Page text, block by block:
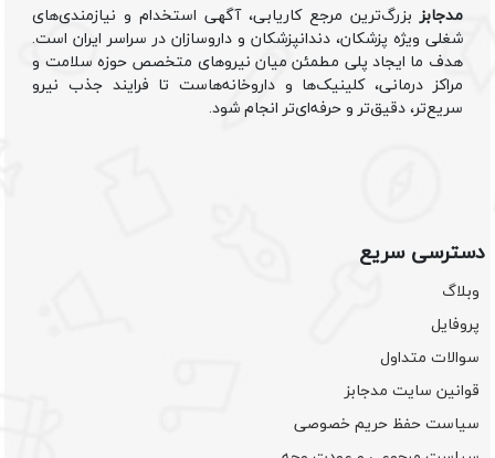
مدجابزبزرگ‌ترین مرجع کاریابی، آگهی استخدام و نیازمندی‌های
شغلی ویژه پزشکان، دندانپزشکان و داروسازان در سراسر ایران است.
هدف ما ایجاد پلی مطمئن میان نیروهای متخصص حوزه سلامت و
مراکز درمانی، کلینیک‌ها و داروخانه‌هاست تا فرایند جذب نیرو
سریع‌تر، دقیق‌تر و حرفه‌ای‌تر انجام شود.
دسترسی سریع
وبلاگ
پروفایل
سوالات متداول
قوانین سایت مدجابز
سیاست حفظ حریم خصوصی